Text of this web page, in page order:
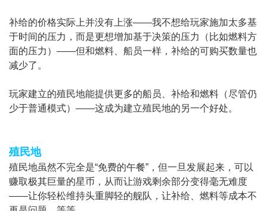
补给的价格实际上并没有上涨——我不想给玩家施加太多基
于时间的压力，而是更想增加基于决策的压力（比如燃料方
面的压力）——但和燃料、船员一样，补给的可购买数量也
减少了。
玩家建立的殖民地能提供更多的船员、补给和燃料（尽管仍
少于普通模式）——这成为建立殖民地的另一个好处。
殖民地
殖民地虽然不完全是“免费的午餐”，但一旦发展起来，可以
赚取极其巨量的星币，从而让游戏剩余部分变得毫无难度
——让你轻松维持头重脚轻的舰队，让补给、燃料等成本不